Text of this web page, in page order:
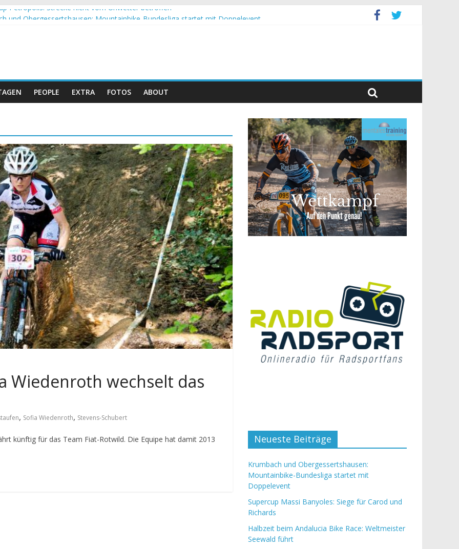
Petropolis: Strecke nicht vom Unwetter betroffen
PEOPLE EXTRA FOTOS ABOUT
Wiedenroth wechselt das
, Sofia Wiedenroth, Stevens-Schubert
künftig für das Team Fiat-Rotwild. Die Equipe hat damit 2013
Neueste Beiträge
Krumbach und Obergessertshausen:
Mountainbike-Bundesliga startet mit
Doppelevent
Supercup Massi Banyoles: Siege für Carod und
Richards
Halbzeit beim Andalucia Bike Race: Weltmeister
Seewald führt